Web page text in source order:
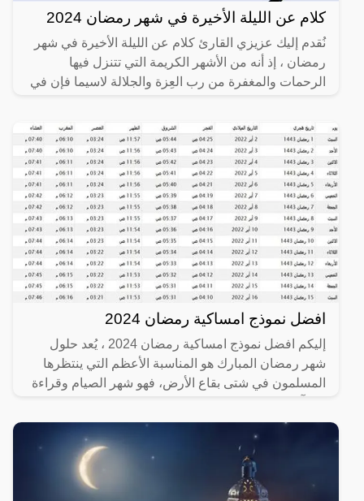
كلام عن الليلة الأخيرة في شهر رمضان 2024
نُقدم إليك عزيزي القارئ كلام عن الليلة الأخيرة في شهر
رمضان ، إذ أنه من الأشهر الكريمة التي تتنزل فيها
الرحمات والمغفرة من رب العِزة والجلالة لاسيما فإن في
افضل نموذج امساكية رمضان 2024
إليكم افضل نموذج امساكية رمضان 2024 ، يُعد حلول
شهر رمضان المبارك هو المناسبة الأعظم التي ينتظرها
المسلمون في شتى بقاع الأرض، فهو شهر الصيام وقراءة